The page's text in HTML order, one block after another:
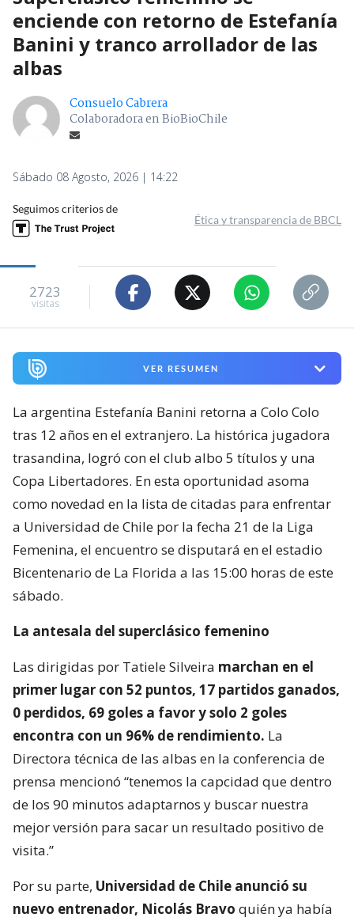
enciende con retorno de Estefanía
Banini y tranco arrollador de las
albas
Consuelo Cabrera
Colaboradora en BioBioChile
Sábado 08 Agosto, 2026 | 14:22
Seguimos criterios de
Ética y transparencia de BBCL
2723
visitas
VER RESUMEN
La argentina Estefanía Banini retorna a Colo Colo
tras 12 años en el extranjero. La histórica jugadora
trasandina, logró con el club albo 5 títulos y una
Copa Libertadores. En esta oportunidad asoma
como novedad en la lista de citadas para enfrentar
a Universidad de Chile por la fecha 21 de la Liga
Femenina, el encuentro se disputará en el estadio
Bicentenario de La Florida a las 15:00 horas de este
sábado.
La antesala del superclásico femenino
Las dirigidas por Tatiele Silveira marchan en el
primer lugar con 52 puntos, 17 partidos ganados,
0 perdidos, 69 goles a favor y solo 2 goles
encontra con un 96% de rendimiento. La
Directora técnica de las albas en la conferencia de
prensa mencionó “tenemos la capcidad que dentro
de los 90 minutos adaptarnos y buscar nuestra
mejor versión para sacar un resultado positivo de
visita.”
Por su parte, Universidad de Chile anunció su
nuevo entrenador, Nicolás Bravo quién ya había